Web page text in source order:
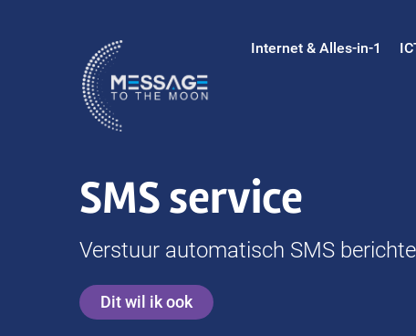
Internet & Alles-in-1
SMS service
Verstuur automatisch SMS
Dit wil ik ook